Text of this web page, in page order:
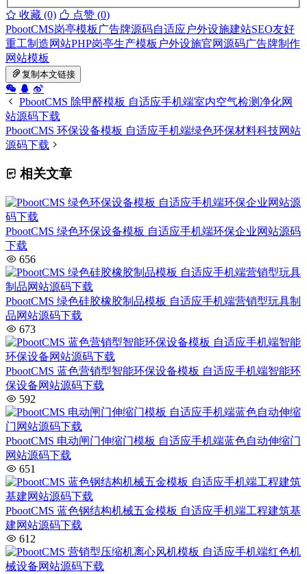
收藏 (0)
点赞 (0)
PbootCMS岗亭模板 广告牌源码自适应户外设施建站SEO友好
重工制造网站PHP岗亭生产模板 户外设施官网源码广告牌制作
网站模板
复制本文链接
PbootCMS 除甲醛模板 自适应手机端室内空气检测净化网
站源码下载
PbootCMS 环保设备模板 自适应手机端绿色环保材料科技网站
源码下载
相关文章
PbootCMS 绿色环保设备模板 自适应手机端环保企业网站源码
下载
656
PbootCMS 绿色硅胶橡胶制品模板 自适应手机端营销型玩具制
品网站源码下载
673
PbootCMS 蓝色营销型智能环保设备模板 自适应手机端智能环
保设备网站源码下载
592
PbootCMS 电动闸门伸缩门模板 自适应手机端蓝色自动伸缩门
网站源码下载
651
PbootCMS 蓝色钢结构机械五金模板 自适应手机端工程建筑基
建网站源码下载
612